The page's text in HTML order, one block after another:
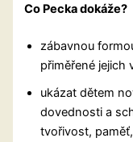
Co Pecka dokáže?
zábavnou
přiměřené jejich
ukázat dětem
dovednosti a
tvořivost,